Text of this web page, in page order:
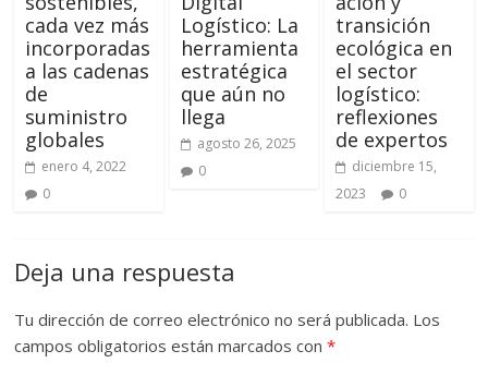
cada vez más
incorporadas
a las cadenas
de
suministro
globales
enero 4, 2022
0
Logístico: La
herramienta
estratégica
que aún no
llega
agosto 26, 2025
0
transición
ecológica en
el sector
logístico:
reflexiones
de expertos
diciembre 15,
2023
0
Deja una respuesta
Tu dirección de correo electrónico no será publicada. Los
campos obligatorios están marcados con*